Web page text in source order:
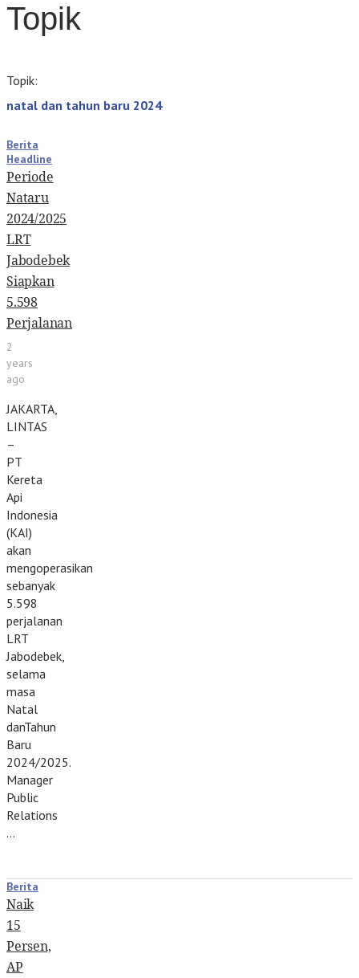
Topik
Topik:
natal dan tahun baru 2024
Berita
Headline
Periode
Nataru
2024/2025
LRT
Jabodebek
Siapkan
5.598
Perjalanan
2
years
ago
JAKARTA,
LINTAS
–
PT
Kereta
Api
Indonesia
(KAI)
akan
mengoperasikan
sebanyak
5.598
perjalanan
LRT
Jabodebek,
selama
masa
Natal
danTahun
Baru
2024/2025.
Manager
Public
Relations
…
Berita
Naik
15
Persen,
AP